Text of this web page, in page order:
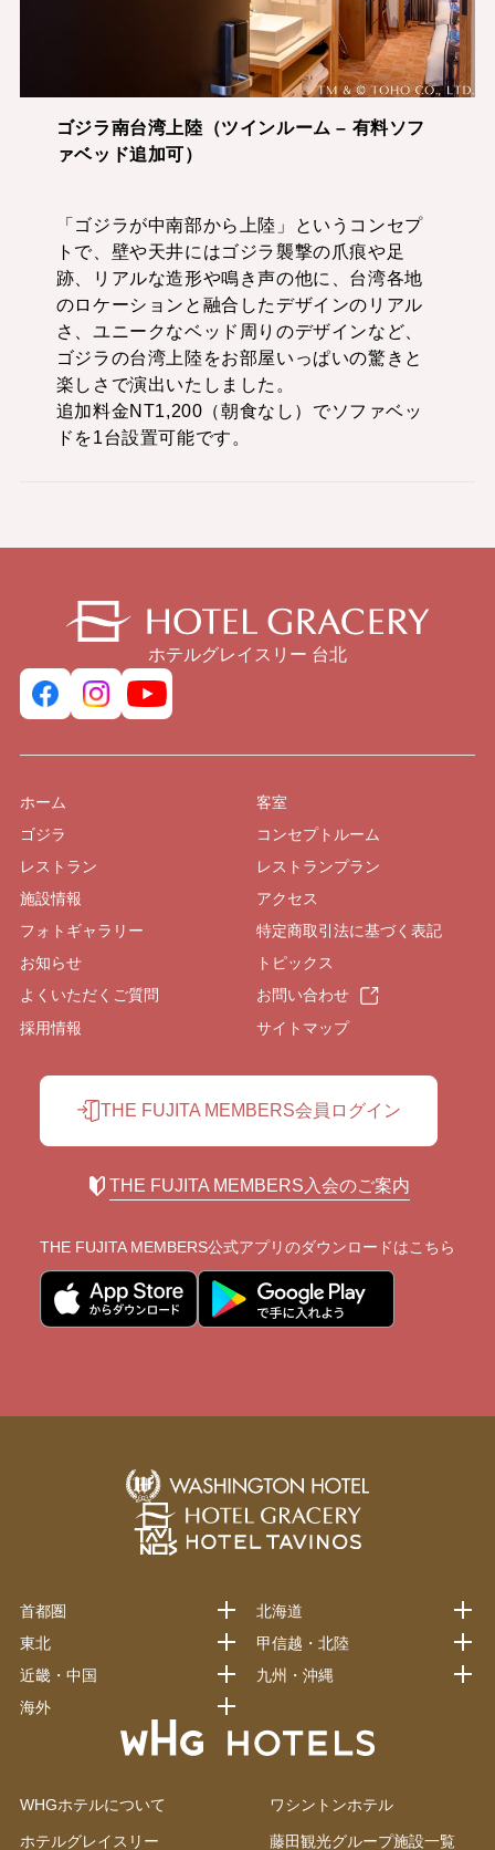
ゴジラ南台湾上陸（ツインルーム – 有料ソフ
ァベッド追加可）
「ゴジラが中南部から上陸」というコンセプ
トで、壁や天井にはゴジラ襲撃の爪痕や足
跡、リアルな造形や鳴き声の他に、台湾各地
のロケーションと融合したデザインのリアル
さ、ユニークなベッド周りのデザインなど、
ゴジラの台湾上陸をお部屋いっぱいの驚きと
楽しさで演出いたしました。
追加料金NT1,200（朝食なし）でソファベッ
ドを1台設置可能です。
ホテルグレイスリー 台北
ホーム
客室
ゴジラ
コンセプトルーム
レストラン
レストランプラン
施設情報
アクセス
フォトギャラリー
特定商取引法に基づく表記
お知らせ
トピックス
よくいただくご質問
お問い合わせ
採用情報
サイトマップ
THE FUJITA MEMBERS会員ログイン
THE FUJITA MEMBERS入会のご案内
THE FUJITA MEMBERS公式アプリのダウンロードはこちら
WHGホテルについて ワシントンホテル
ホテルグレイスリー 藤田観光グループ施設一覧
首都圏
北海道
東北
甲信越・北陸
近畿・中国
九州・沖縄
海外